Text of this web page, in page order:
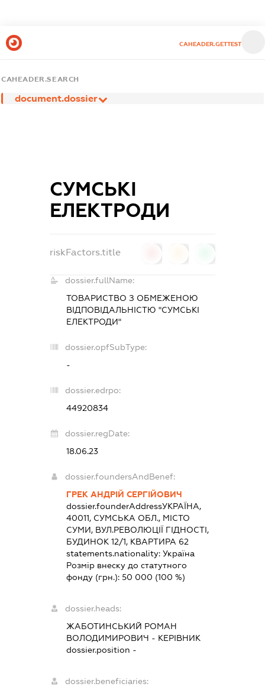
CAHEADER.GETTEST
CAHEADER.SEARCH
document.dossier
СУМСЬКІ
ЕЛЕКТРОДИ
riskFactors.title
dossier.fullName:
ТОВАРИСТВО З ОБМЕЖЕНОЮ
ВІДПОВІДАЛЬНІСТЮ "СУМСЬКІ
ЕЛЕКТРОДИ"
dossier.opfSubType:
-
dossier.edrpo:
44920834
dossier.regDate:
18.06.23
dossier.foundersAndBenef:
ГРЕК АНДРІЙ СЕРГІЙОВИЧ
dossier.founderAddressУКРАЇНА,
40011, СУМСЬКА ОБЛ., МІСТО
СУМИ, ВУЛ.РЕВОЛЮЦІЇ ГІДНОСТІ,
БУДИНОК 12/1, КВАРТИРА 62
statements.nationality:Україна
Розмір внеску до статутного
фонду (грн.):50 000 (100 %)
dossier.heads:
ЖАБОТИНСЬКИЙ РОМАН
ВОЛОДИМИРОВИЧ - КЕРІВНИК
dossier.position -
dossier.beneficiaries: